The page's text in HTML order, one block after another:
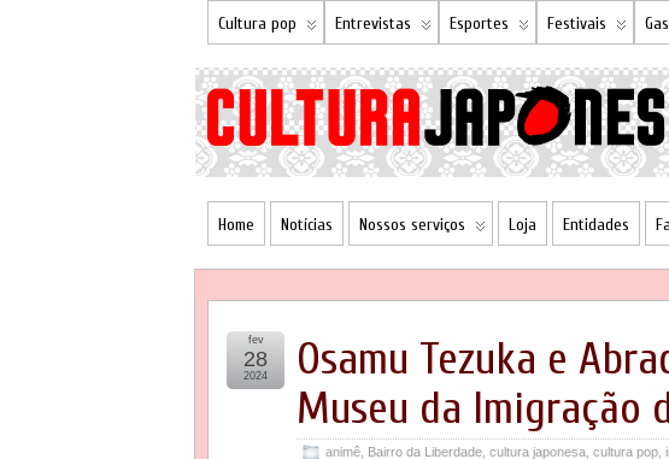
Cultura pop Entrevistas Esportes Festivais
Home Notícias Nossos serviços Loja Entidades
Osamu Tezuka e
Museu da Imigração
animê Bairro da Liberdade cultura japonesa cultura pop
fev
28
2024